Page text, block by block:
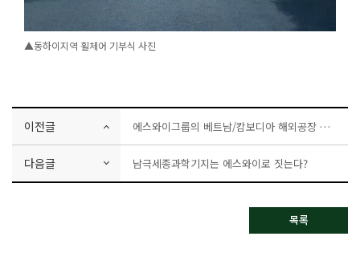
▲동하이지역 휠체어 기부식 사진
이전글 에스와이그룹의 베트남/캄보디아 해외공장 건립사업이 12월 중에 마무리됩니다!
다음글 남극세종과학기지는 에스와이로 짓는다?
목록